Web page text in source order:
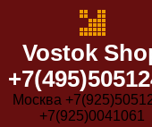
Vostok
Москва
+7(925)0041061